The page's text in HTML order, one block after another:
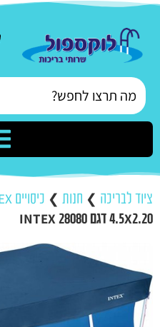
ציוד לבריכה ❯ חנות ❯ כיסויים INTEX
4.5X2.20 דגם INTEX 28080